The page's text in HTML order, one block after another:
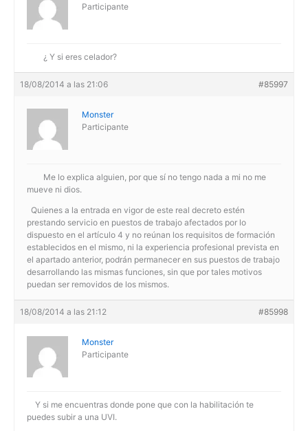
Participante
¿ Y si eres celador?
18/08/2014 a las 21:06 #85997
Monster
Participante
Me lo explica alguien, por que sí no tengo nada a mi no me
mueve ni dios.
Quienes a la entrada en vigor de este real decreto estén
prestando servicio en puestos de trabajo afectados por lo
dispuesto en el artículo 4 y no reúnan los requisitos de formación
establecidos en el mismo, ni la experiencia profesional prevista en
el apartado anterior, podrán permanecer en sus puestos de trabajo
desarrollando las mismas funciones, sin que por tales motivos
puedan ser removidos de los mismos.
18/08/2014 a las 21:12 #85998
Monster
Participante
Y si me encuentras donde pone que con la habilitación te
puedes subir a una UVI.